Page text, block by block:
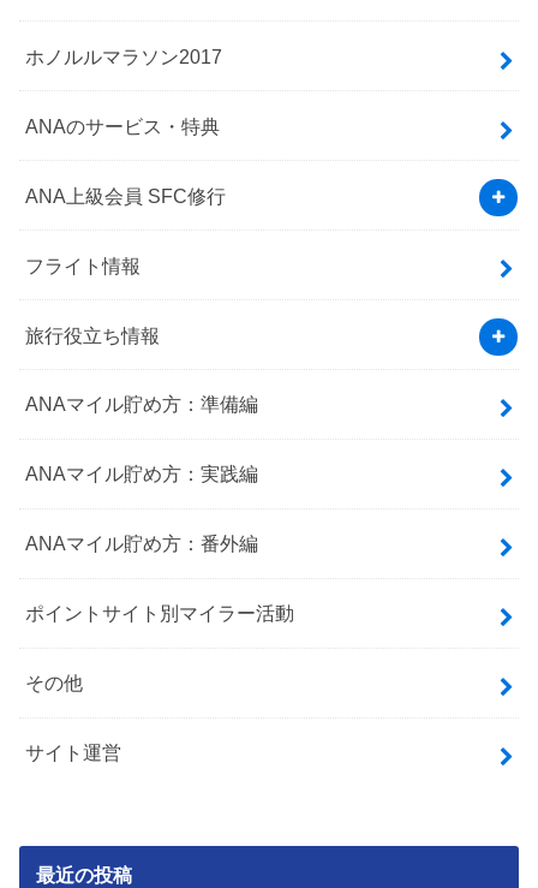
ホノルルマラソン2017
ANAのサービス・特典
ANA上級会員 SFC修行
フライト情報
旅行役立ち情報
ANAマイル貯め方：準備編
ANAマイル貯め方：実践編
ANAマイル貯め方：番外編
ポイントサイト別マイラー活動
その他
サイト運営
最近の投稿